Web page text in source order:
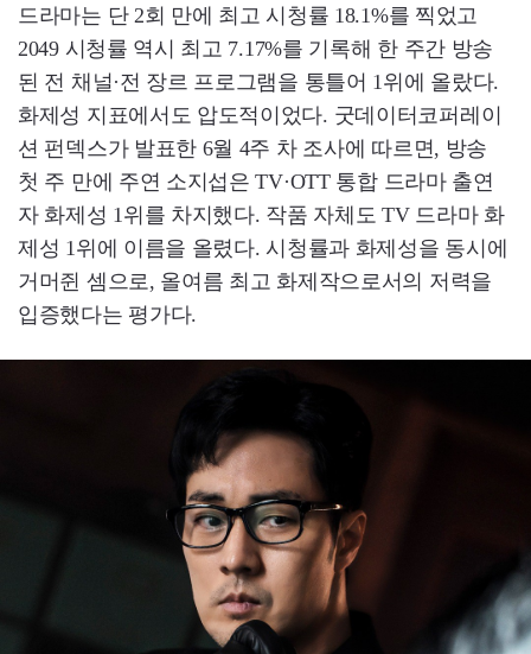
드라마는 단 2회 만에 최고 시청률 18.1%를 찍었고
2049 시청률 역시 최고 7.17%를 기록해 한 주간 방송
된 전 채널·전 장르 프로그램을 통틀어 1위에 올랐다.
화제성 지표에서도 압도적이었다. 굿데이터코퍼레이
션 펀덱스가 발표한 6월 4주 차 조사에 따르면, 방송
첫 주 만에 주연 소지섭은 TV·OTT 통합 드라마 출연
자 화제성 1위를 차지했다. 작품 자체도 TV 드라마 화
제성 1위에 이름을 올렸다. 시청률과 화제성을 동시에
거머쥔 셈으로, 올여름 최고 화제작으로서의 저력을
입증했다는 평가다.